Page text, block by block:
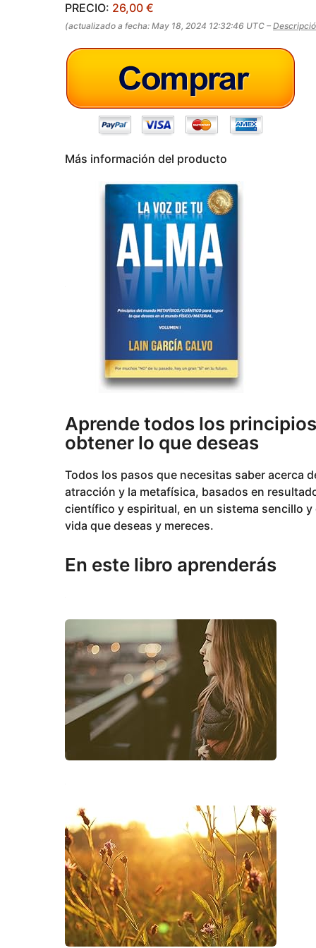
g
o
PRECIO: 26,00 €
(actualizado a fecha: May 18, 2024 12:32:46 UTC –
Más información del producto
Aprende todos los
obtener lo que deseas
Todos los pasos que necesitas saber acerca
atracción y la metafísica, basados en
científico y espiritual, en un sistema sencillo
vida que deseas y mereces.
En este libro aprenderás